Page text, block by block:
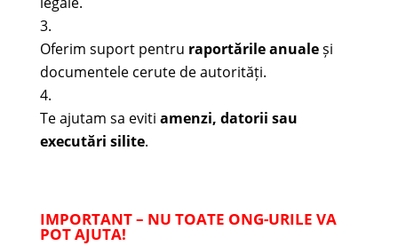
Oferim suport pentru raportările anualeși
documentele cerute de autorități.
Te ajutam sa eviti amenzi, datorii sau
executări silite.
IMPORTANT – NU TOATE ONG-URILE VA
POT AJUTA!